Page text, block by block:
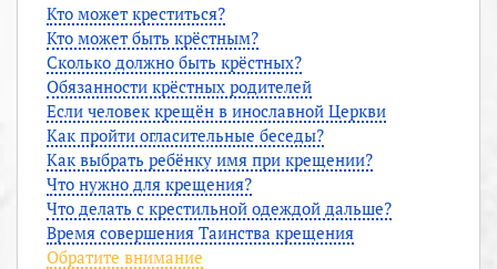
Кто может креститься?
Кто может быть крёстным?
Сколько должно быть крёстных?
Обязанности крёстных родителей
Если человек крещён в инославной Церкви
Как пройти огласительные беседы?
Как выбрать ребёнку имя при крещении?
Что нужно для крещения?
Что делать с крестильной одеждой дальше?
Время совершения Таинства крещения
Обратите внимание